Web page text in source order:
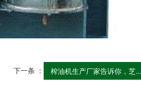
下一条 ： 榨油机生产厂家告诉你，芝...